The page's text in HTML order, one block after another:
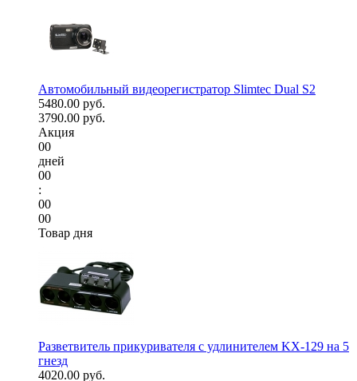
Автомобильный видеорегистратор Slimtec Dual S2
5480.00 руб.
3790.00 руб.
Акция
00
дней
00
:
00
00
Товар дня
Разветвитель прикуривателя с удлинителем KX-129 на 5
гнезд
4020.00 руб.